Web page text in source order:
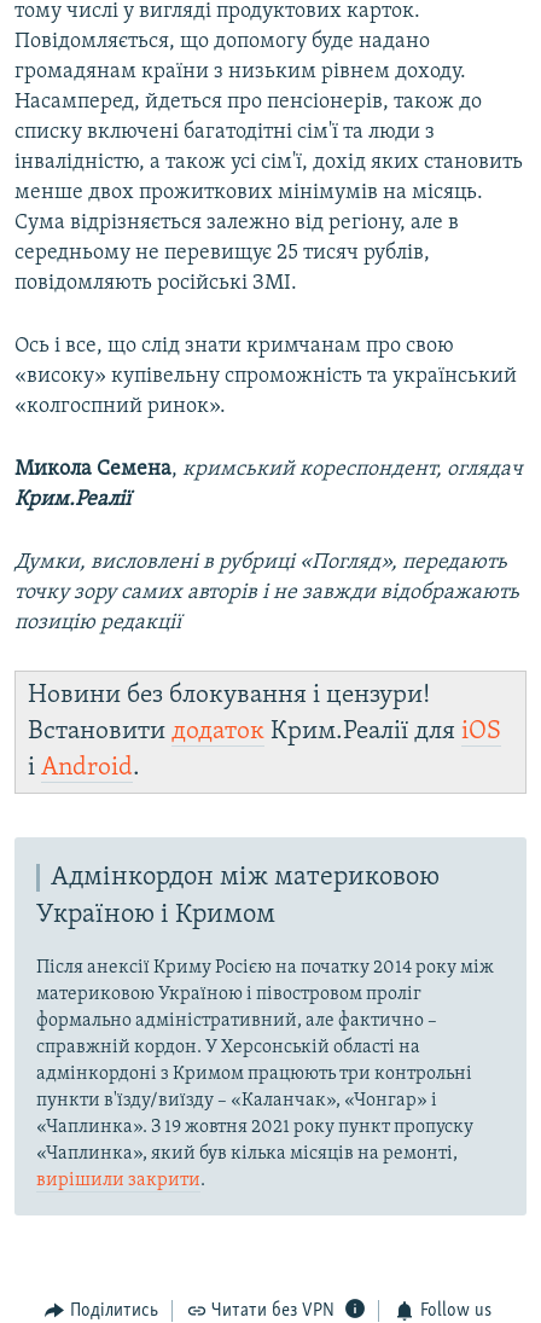
тому числі у вигляді продуктових карток.
Повідомляється, що допомогу буде надано
громадянам країни з низьким рівнем доходу.
Насамперед, йдеться про пенсіонерів, також до
списку включені багатодітні сім'ї та люди з
інвалідністю, а також усі сім'ї, дохід яких становить
менше двох прожиткових мінімумів на місяць.
Сума відрізняється залежно від регіону, але в
середньому не перевищує 25 тисяч рублів,
повідомляють російські ЗМІ.
Ось і все, що слід знати кримчанам про свою
«високу» купівельну спроможність та український
«колгоспний ринок».
Микола Семена, кримський кореспондент, оглядач
Крим.Реалії
Думки, висловлені в рубриці «Погляд», передають
точку зору самих авторів і не завжди відображають
позицію редакції
Новини без блокування і цензури!
Встановити додаток Крим.Реалії для iOS
і Android.
Адмінкордон між материковою
Україною і Кримом
Після анексії Криму Росією на початку 2014 року між
материковою Україною і півостровом проліг
формально адміністративний, але фактично –
справжній кордон. У Херсонській області на
адмінкордоні з Кримом працюють три контрольні
пункти в'їзду/виїзду – «Каланчак», «Чонгар» і
«Чаплинка». З 19 жовтня 2021 року пункт пропуску
«Чаплинка», який був кілька місяців на ремонті,
вирішили закрити.
Поділитись Читати без VPN Follow us